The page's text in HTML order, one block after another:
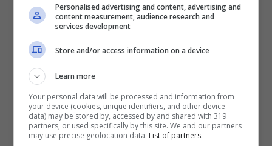
Personalised advertising and content, advertising and
content measurement, audience research and
services development
Store and/or access information on a device
Learn more
Your personal data will be processed and information from
your device (cookies, unique identifiers, and other device
data) may be stored by, accessed by and shared with 319
partners, or used specifically by this site. We and our partners
may use precise geolocation data. List of partners.